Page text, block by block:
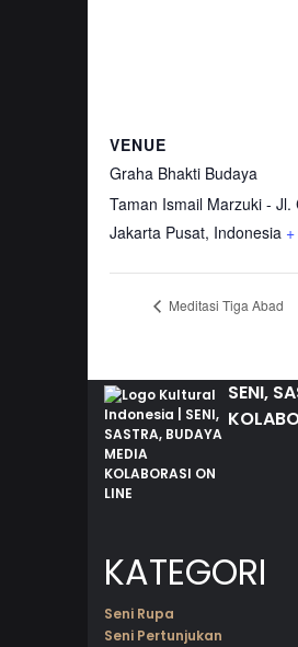
VENUE
Graha Bhakti Budaya
Taman Ismail Marzuki - Jl.
Jakarta Pusat, Indonesia
Meditasi Tiga Abad
SENI,
KATEGORI
Seni Rupa
Seni Pertunjukan